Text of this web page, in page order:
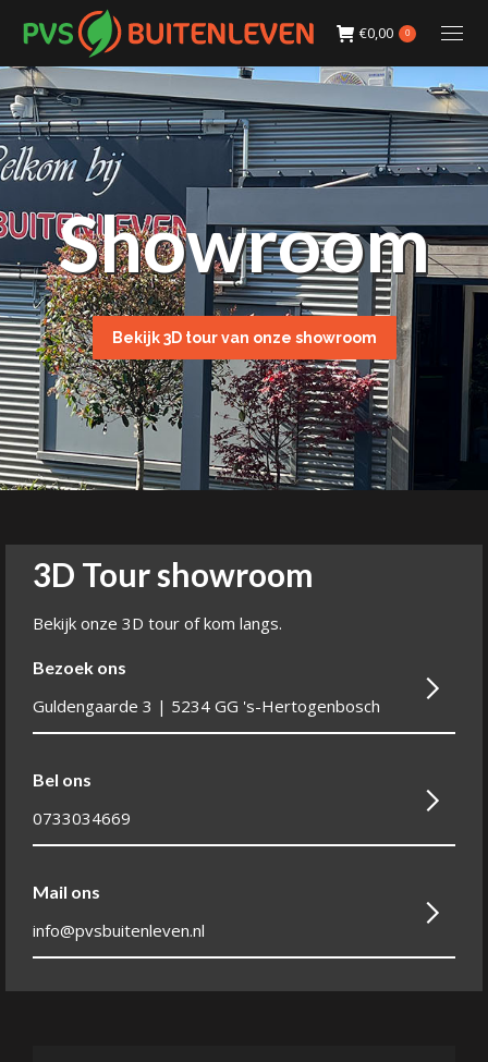
€0,00 0
Showroom
Bekijk 3D tour van onze showroom
3D Tour showroom
Bekijk onze 3D tour of kom langs.
Bezoek ons
Guldengaarde 3 | 5234 GG 's-Hertogenbosch
Bel ons
0733034669
Mail ons
info@pvsbuitenleven.nl